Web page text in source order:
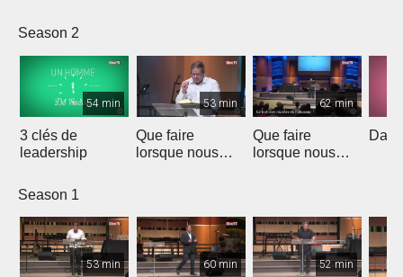
ouvrent les
portes des
prison
Season 2
54 min
3 clés de
leadership
53 min
Que faire
lorsque nous
62 min
Que faire
lorsque nous
Season 1
53 min 60 min 52 min